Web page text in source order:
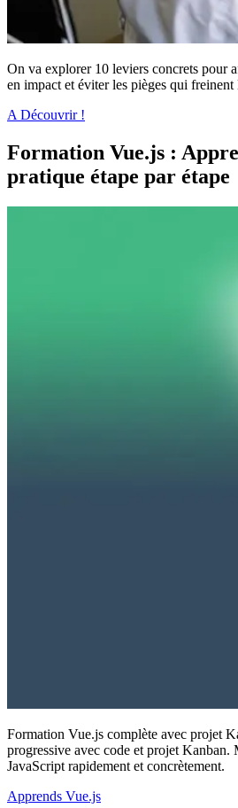
On va explorer 10 leviers concrets pour
en impact et éviter les pièges qui freinent
A Découvrir !
Formation Vue.js :
pratique étape par étape
Formation Vue.js complète avec projet
progressive avec code et projet Kanban.
JavaScript rapidement et concrètement.
Apprends Vue.js